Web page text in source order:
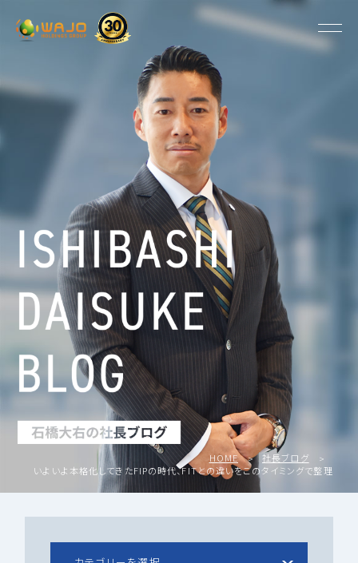
HOME
社長ブログ
いよいよ本格化してきたFIPの時代、FITとの違いをこのタイミングで整理